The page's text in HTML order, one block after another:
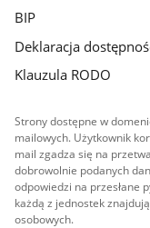
BIP
Deklaracja
Klauzula RODO
Strony dostępne w
mailowych. Użytkownik
mail zgadza się na
dobrowolnie podanych
odpowiedzi na przesłane
każdą z jednostek
osobowych.